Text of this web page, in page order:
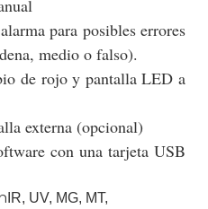
para posibles errores
medio o falso).
de rojo y pantalla LED a
externa (opcional)
con una tarjeta USB
IR, UV, MG, MT,